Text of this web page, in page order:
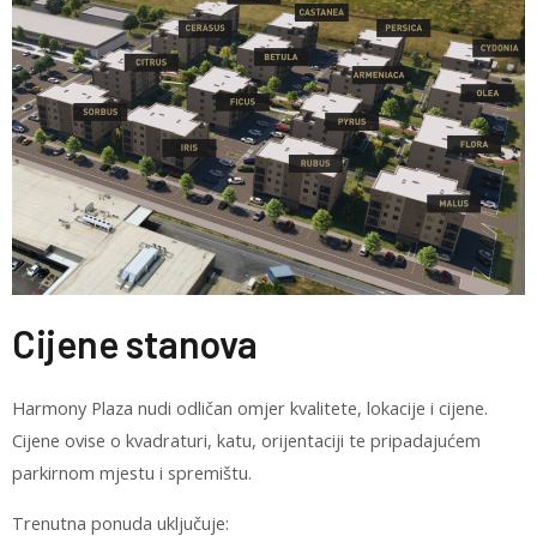
Cijene stanova
Harmony Plaza nudi odličan omjer kvalitete, lokacije i cijene.
Cijene ovise o kvadraturi, katu, orijentaciji te pripadajućem
parkirnom mjestu i spremištu.
Trenutna ponuda uključuje: